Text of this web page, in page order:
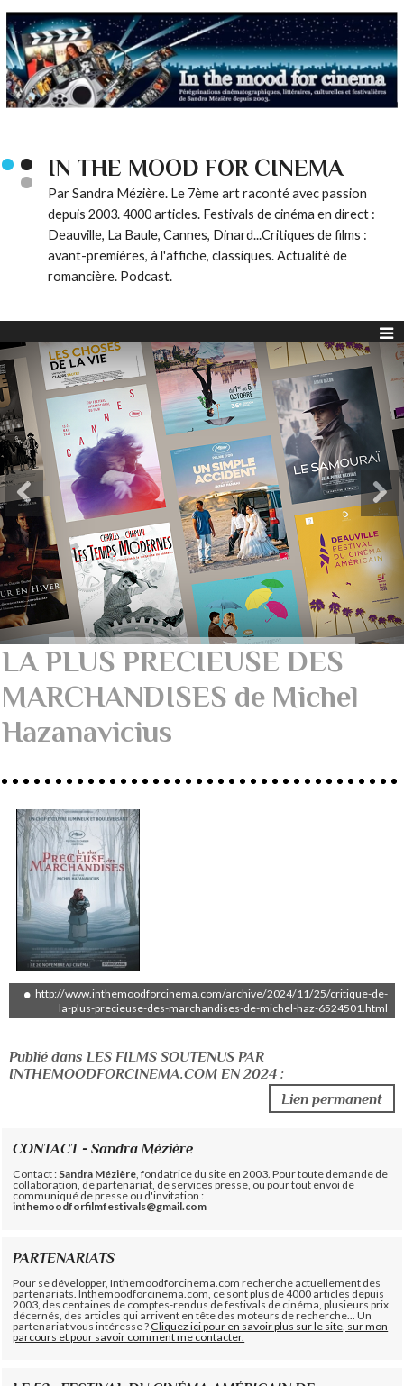
IN THE MOOD FOR CINEMA
Par Sandra Mézière. Le 7ème art raconté avec passion
depuis 2003. 4000 articles. Festivals de cinéma en direct :
Deauville, La Baule, Cannes, Dinard...Critiques de films :
avant-premières, à l'affiche, classiques. Actualité de
romancière. Podcast.
LA PLUS PRECIEUSE DES
MARCHANDISES de Michel
Hazanavicius
http://www.inthemoodforcinema.com/archive/2024/11/25/critique-de-
la-plus-precieuse-des-marchandises-de-michel-haz-6524501.html
Publié dans LES FILMS SOUTENUS PAR
INTHEMOODFORCINEMA.COM EN 2024 :
Lien permanent
CONTACT - Sandra Mézière
Contact : Sandra Mézière , fondatrice du site en 2003. Pour toute demande de
collaboration, de partenariat, de services presse, ou pour tout envoi de
communiqué de presse ou d'invitation :
inthemoodforfilmfestivals@gmail.com
PARTENARIATS
Pour se développer, Inthemoodforcinema.com recherche actuellement des
partenariats. Inthemoodforcinema.com, ce sont plus de 4000 articles depuis
2003, des centaines de comptes-rendus de festivals de cinéma, plusieurs prix
décernés, des articles qui arrivent en tête des moteurs de recherche... Un
partenariat vous intéresse ?Cliquez ici pour en savoir plus sur le site, sur mon
parcours et pour savoir comment me contacter.